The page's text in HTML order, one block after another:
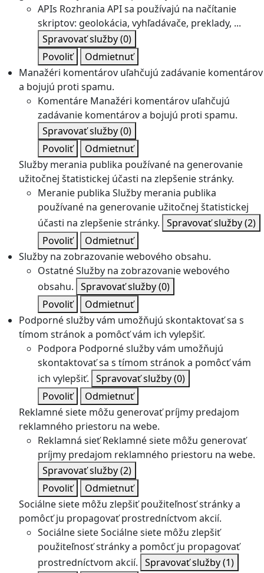
APIs Rozhrania API sa používajú na načítanie
skriptov: geolokácia, vyhľadávače, preklady, ...
Spravovať služby(0)
Povoliť
Odmietnuť
Manažéri komentárov uľahčujú zadávanie komentárov
a bojujú proti spamu.
Komentáre Manažéri komentárov uľahčujú
zadávanie komentárov a bojujú proti spamu.
Spravovať služby(0)
Povoliť
Odmietnuť
Služby merania publika používané na generovanie
užitočnej štatistickej účasti na zlepšenie stránky.
Meranie publika Služby merania publika
používané na generovanie užitočnej štatistickej
účasti na zlepšenie stránky. Spravovať služby(2)
Povoliť
Odmietnuť
Služby na zobrazovanie webového obsahu.
OstatnéSlužby na zobrazovanie webového
obsahu. Spravovať služby(0)
Povoliť
Odmietnuť
Podporné služby vám umožňujú skontaktovať sa s
tímom stránok a pomôcť vám ich vylepšiť.
Podpora Podporné služby vám umožňujú
skontaktovať sa s tímom stránok a pomôcť vám
ich vylepšiť. Spravovať služby(0)
Povoliť
Odmietnuť
Reklamné siete môžu generovať príjmy predajom
reklamného priestoru na webe.
Reklamná sieť Reklamné siete môžu generovať
príjmy predajom reklamného priestoru na webe.
Spravovať služby(2)
Povoliť
Odmietnuť
Sociálne siete môžu zlepšiť použiteľnosť stránky a
pomôcť ju propagovať prostredníctvom akcií.
Sociálne sieteSociálne siete môžu zlepšiť
použiteľnosť stránky a pomôcť ju propagovať
prostredníctvom akcií. Spravovať služby(1)